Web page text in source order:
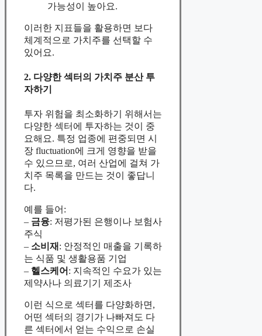
가능성이 높아요.
이러한 지표들을 활용하면 보다
체계적으로 가치주를 선택할 수
있어요.
2. 다양한 섹터의 가치주 분산 투
자하기
투자 위험을 최소화하기 위해서는
다양한 섹터에 투자하는 것이 중
요해요. 특정 업종에 편중되면 시
장 fluctuation에 크게 영향을 받을
수 있으므로, 여러 산업에 걸쳐 가
치주 목록을 만드는 것이 좋답니
다.
예를 들어:
– 금융: 저평가된 은행이나 보험사
주식
– 소비재 : 안정적인 매출을 기록하
는 식품 및 생활용품 기업
– 헬스케어 : 지속적인 수요가 있는
제약사나 의료기기 제조사
이런 식으로 섹터를 다양화하면,
어떤 섹터의 경기가 나빠져도 다
른 섹터에서 얻는 수익으로 손실